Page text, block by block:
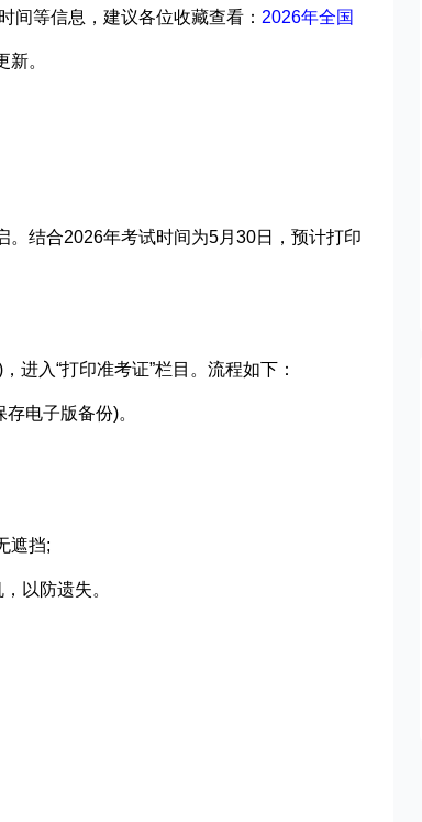
间等信息 ，建议各位收藏查看： 2026年全国
新。
结合2026年考试时间为5月30日，预计打印
进入“打印准考证”栏目。流程如下：
电子版备份)。
遮挡;
以防遗失。